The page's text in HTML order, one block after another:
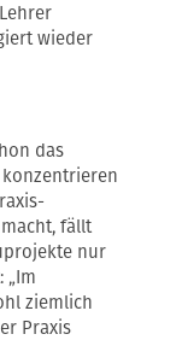
wieder
das
konzentrieren
fällt
nur
„Im
ziemlich
Praxis